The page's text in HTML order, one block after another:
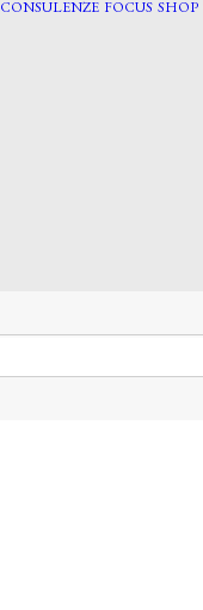
CONSULENZE FOCUS SHOP